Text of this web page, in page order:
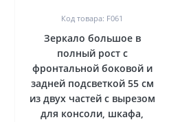
Код товара: F061
Зеркало большое в
полный рост с
фронтальной боковой и
задней подсветкой 55 см
из двух частей с вырезом
для консоли, шкафа,